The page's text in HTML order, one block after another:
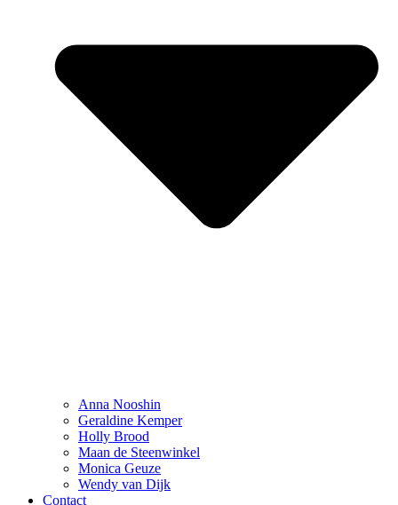
Anna Nooshin
Geraldine Kemper
Holly Brood
Maan de Steenwinkel
Monica Geuze
Wendy van Dijk
Contact